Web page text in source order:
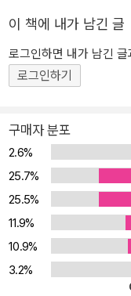
대해 방관하고 냉소하기
내고 있는’ 주인공의 진
감하고 자신의 인생을
답하라 1998년... 1998년
사의 의도와는 전혀 상
다. 그 해, 한국은 거대
다. 거리로 내몰린 수많
구제금융 탈피가 한국경
전을 면치 못하고 있었다. IMF 사태 직후에 출간된 이 소설은 역시 심
각한 불황에 빠져있던
가늠하는 일종의 시험대
장편소설을 펴내 매번
이 책에 내가 남긴 글
로그인하면 내가 남긴
로그인하기
구매자 분포
2.6%
25.7%
25.5%
11.9%
10.9%
3.2%